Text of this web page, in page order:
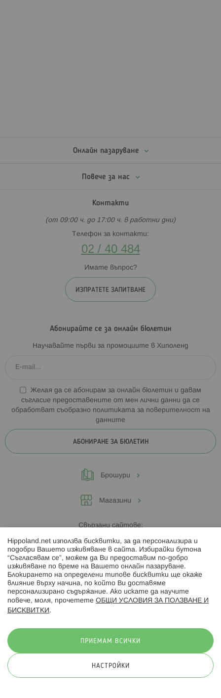
Онлайн пазаруване
Повече за нас
Контакти
(от 09:00 ч. до 17:00 ч. в работни дни)
Телефон за контакти:
02 / 40 484
Имате въпрос?
ИЗПРАТЕТЕ ЗАПИТВАНЕ
Абонирайте се за онлайн бюлетин
Научавайте първи за промоциите в Хиполенд
Желая да се абонирам за онлайн бюлетин и давам
съгласие предоставените от мен лични данни да се
обработват съобразно политиката за поверителност на
данните
АБОНИРАНЕ ЗА БЮЛЕТИН
Брошури
Магазини
Свързани сайтове:
Hippoland.ro
Последвайте ни:
© 2026 Hippoland.net. Всички права запазени
Hippoland.net използва бисквитки, за да персонализира и
подобри Вашето изживяване в сайта. Избирайки бутона
“Съгласявам се”, можем да Ви предоставим по-добро
изживяване по време на Вашето онлайн пазаруване.
Блокирането на определени типове бисквитки ще окаже
влияние върху начина, по който Ви доставяме
персонализирано съдържание. Ако искате да научите
повече, моля, прочетете ОБЩИ УСЛОВИЯ ЗА ПОЛЗВАНЕ И
БИСКВИТКИ .
ПРИЕМАМ ВСИЧКИ
НАСТРОЙКИ